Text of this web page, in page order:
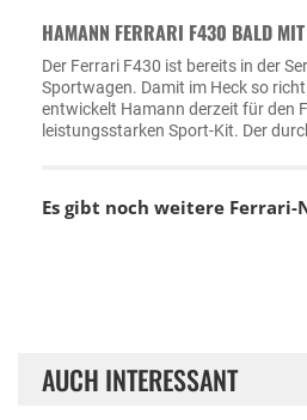
HAMANN FERRARI F430 BALD
Der Ferrari F430 ist bereits in der
Sportwagen. Damit im Heck so
entwickelt Hamann derzeit für den
leistungsstarken Sport-Kit. Der
Es gibt noch weitere Ferrari-
AUCH INTERESSANT